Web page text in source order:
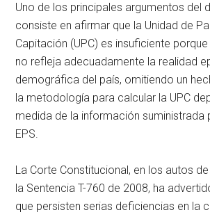
Uno de los principales argumentos del
consiste en afirmar que la Unidad de
Capitación (UPC) es insuficiente
no refleja adecuadamente la realidad
demográfica del país, omitiendo un
la metodología para calcular la UPC
medida de la información suministrada
EPS.
La Corte Constitucional, en los autos
la Sentencia T-760 de 2008, ha
que persisten serias deficiencias en la